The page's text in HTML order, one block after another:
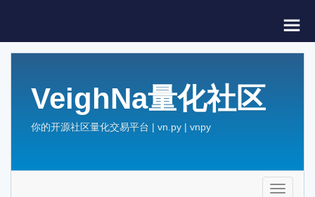
VeighNa量化社区
你的开源社区量化交易平台 | vn.py | vnpy
Toggle